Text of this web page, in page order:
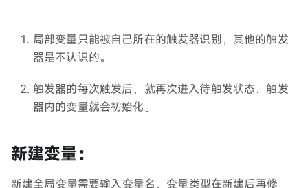
局部变量只能被自己所在的触发器识别，其他的触发
器是不认识的。
触发器的每次触发后，就再次进入待触发状态，触发
器内的变量就会初始化。
新建变量：
新建全局变量需要输入变量名，变量类型在新建后再修